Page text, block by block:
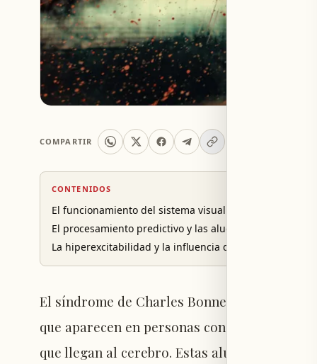
COMPARTIR
CONTENIDOS
El funcionamiento del sistema visual y la percepción
El procesamiento predictivo y las alucinaciones en CBS
La hiperexcitabilidad y la influencia de las expectativas
El síndrome de Charles Bonnet (CBS) se
que aparecen en personas con pérdida de la
que llegan al cerebro. Estas alucinaciones